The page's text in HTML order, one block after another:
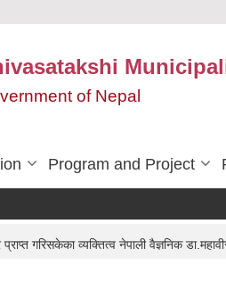
of Nepal
Program and Project
प्राप्त गरिसकेका व्यक्तित्व नेपाली वैज्ञनिक